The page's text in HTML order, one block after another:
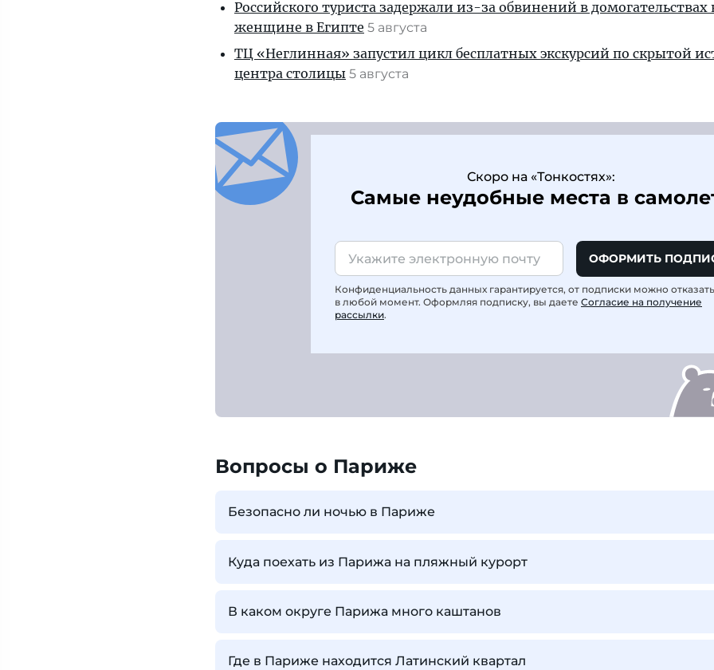
Российского туриста задержали из-за обвинений в домогательствах
женщине в Египте 5 августа
ТЦ «Неглинная» запустил цикл бесплатных экскурсий по скрытой
центра столицы 5 августа
Скоро на «Тонкостях»:
Самые неудобные места в
ОФОРМИТЬ
Конфиденциальность данных гарантируется, от подписки можно
в любой момент. Оформляя подписку, вы даете Согласие на получение
рассылки.
Вопросы о Париже
Безопасно ли ночью в Париже
Куда поехать из Парижа на пляжный курорт
В каком округе Парижа много каштанов
Где в Париже находится Латинский квартал